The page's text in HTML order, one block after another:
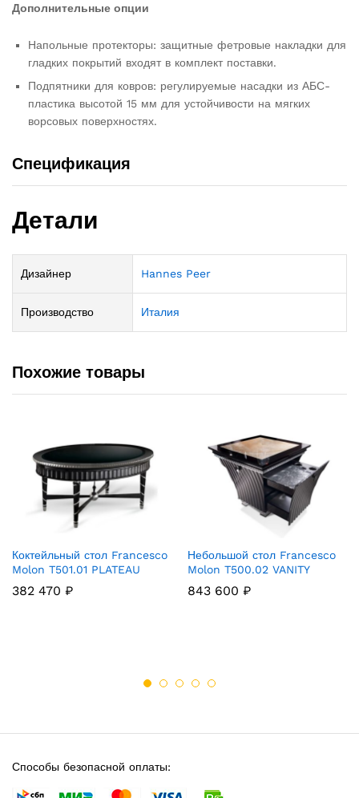
Дополнительные опции
Напольные протекторы: защитные фетровые накладки для
гладких покрытий входят в комплект поставки.
Подпятники для ковров: регулируемые насадки из АБС-
пластика высотой 15 мм для устойчивости на мягких
ворсовых поверхностях.
Спецификация
Детали
Дизайнер Hannes Peer
Производство Италия
Похожие товары
Коктейльный стол Francesco
Molon T501.01 PLATEAU
382 470 ₽
Небольшой стол Francesco
Molon T500.02 VANITY
843 600 ₽
Способы безопасной оплаты: